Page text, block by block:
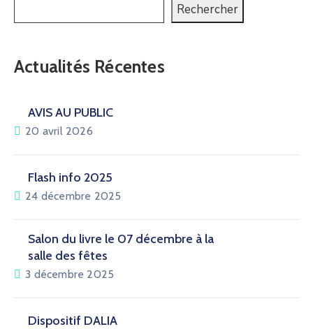
Rechercher
Actualités Récentes
AVIS AU PUBLIC
20 avril 2026
Flash info 2025
24 décembre 2025
Salon du livre le 07 décembre à la
salle des fêtes
3 décembre 2025
Dispositif DALIA